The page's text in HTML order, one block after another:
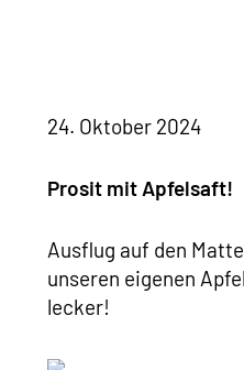
24. Oktober 2024
Prosit mit Apfelsaft!
Ausflug auf den
unseren eigenen
lecker!